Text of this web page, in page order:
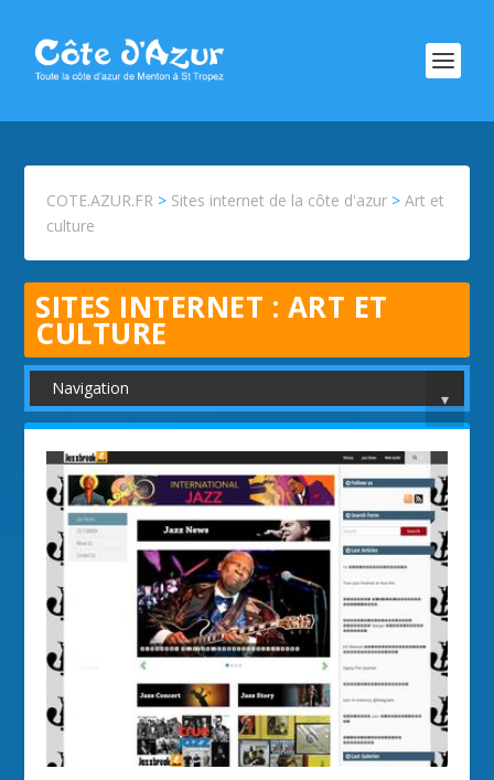
COTE.AZUR.FR > Sites internet de la côte d'azur >Art et
culture
SITES INTERNET : ART ET
CULTURE
Navigation
▾